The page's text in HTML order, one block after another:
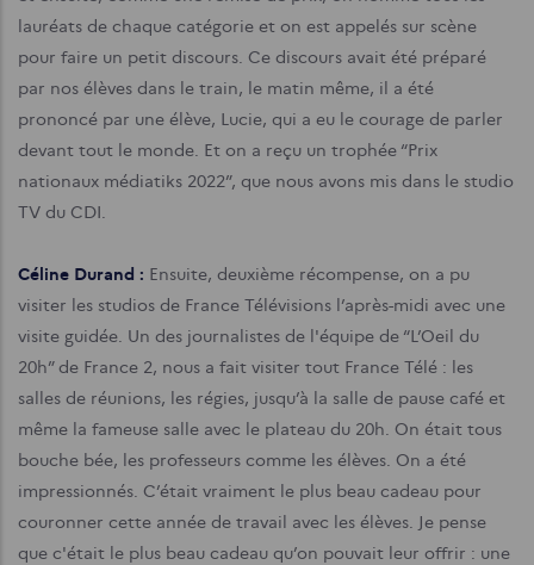
lauréats de chaque catégorie et on est appelés sur scène
pour faire un petit discours. Ce discours avait été préparé
par nos élèves dans le train, le matin même, il a été
prononcé par une élève, Lucie, qui a eu le courage de parler
devant tout le monde. Et on a reçu un trophée “Prix
nationaux médiatiks 2022”, que nous avons mis dans le studio
TV du CDI.
Céline Durand : Ensuite, deuxième récompense, on a pu
visiter les studios de France Télévisions l’après-midi avec une
visite guidée. Un des journalistes de l'équipe de “L’Oeil du
20h” de France 2, nous a fait visiter tout France Télé : les
salles de réunions, les régies, jusqu’à la salle de pause café et
même la fameuse salle avec le plateau du 20h. On était tous
bouche bée, les professeurs comme les élèves. On a été
impressionnés. C’était vraiment le plus beau cadeau pour
couronner cette année de travail avec les élèves. Je pense
que c'était le plus beau cadeau qu’on pouvait leur offrir : une